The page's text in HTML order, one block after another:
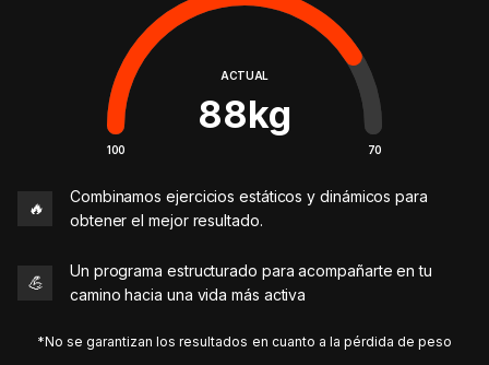
ACTUAL
88kg
100 70
🔥
Combinamos ejercicios estáticos y dinámicos para
obtener el mejor resultado.
💪
Un programa estructurado para acompañarte en tu
camino hacia una vida más activa
*No se garantizan los resultados en cuanto a la pérdida de peso